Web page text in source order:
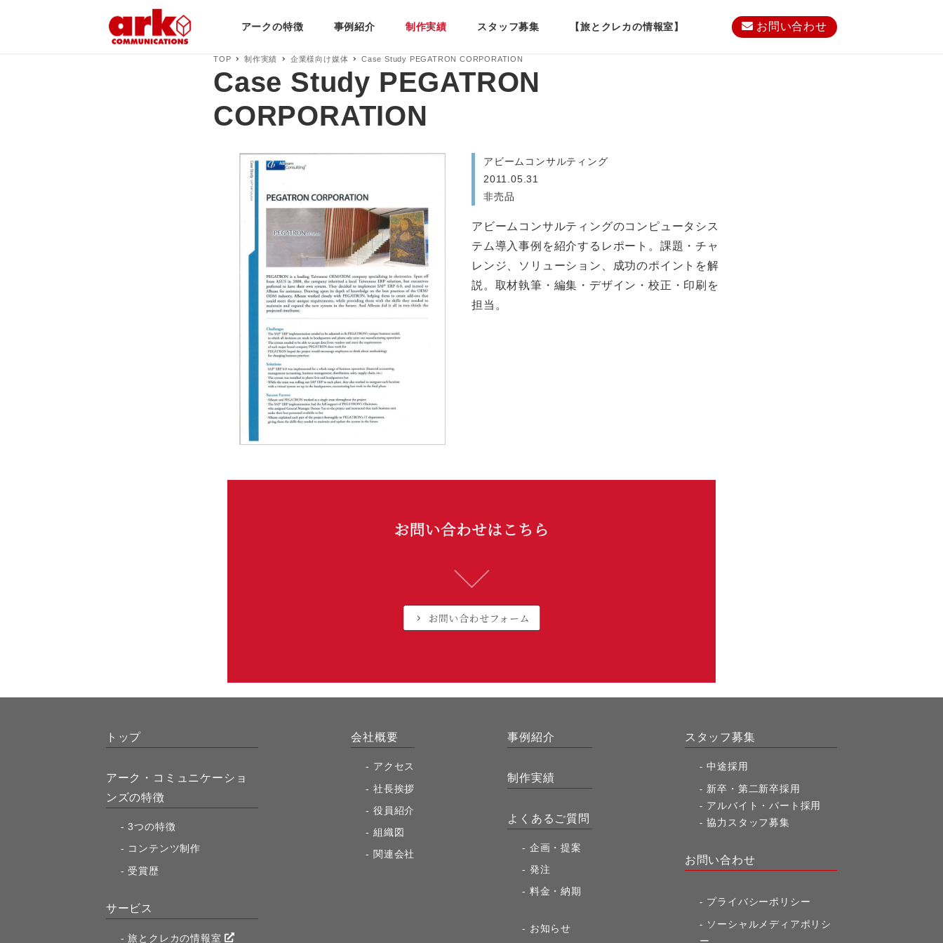
アークの特徴 事例紹介 制作実績 スタッフ募集 【旅とクレカの情報室】 お問い合わせ
TOP 制作実績 企業様向け媒体 Case Study PEGATRON CORPORATION
Case Study PEGATRON
CORPORATION
アビームコンサルティング
2011.05.31
非売品
アビームコンサルティングのコンピュータシス
テム導入事例を紹介するレポート。課題・チャ
レンジ、ソリューション、成功のポイントを解
説。取材執筆・編集・デザイン・校正・印刷を
担当。
トップ
アーク・コミュニケーショ
ンズの特徴
3つの特徴
コンテンツ制作
受賞歴
サービス
旅とクレカの情報室
会社概要
アクセス
社長挨拶
役員紹介
組織図
関連会社
事例紹介
制作実績
よくあるご質問
企画・提案
発注
料金・納期
お知らせ
スタッフ募集
中途採用
新卒・第二新卒採用
アルバイト・パート採用
協力スタッフ募集
お問い合わせ
プライバシーポリシー
ソーシャルメディアポリシ
ー